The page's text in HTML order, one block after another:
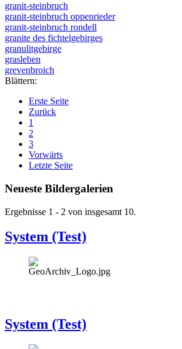
granit-steinbruch
granit-steinbruch oppenrieder
granit-steinbruch rondell
granite des fichtelgebirges
granulitgebirge
grasleben
grevenbroich
Blättern:
Erste Seite
Zurück
1
2
3
Vorwärts
Letzte Seite
Neueste Bildergalerien
Ergebnisse 1 - 2 von insgesamt 10.
System (Test)
System (Test)